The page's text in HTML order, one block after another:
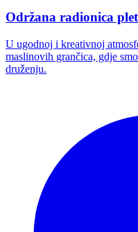
Održana radionica
U ugodnoj i kreativnoj
maslinovih grančica, gdje
druženju.